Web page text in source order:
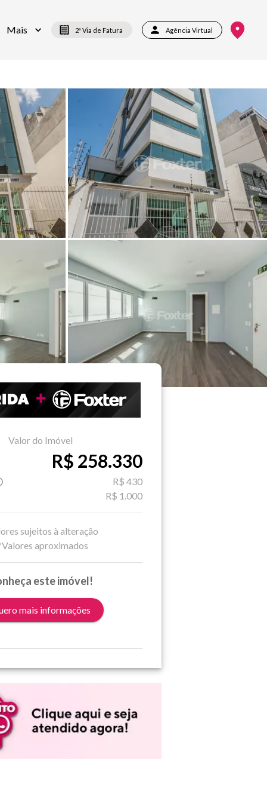
Mais 2ª Via de Fatura Agência Virtual
Valor do Imóvel
R$ 258.330
R$ 430
R$ 1.000
sujeitos à alteração
aproximados
este imóvel!
mais informações